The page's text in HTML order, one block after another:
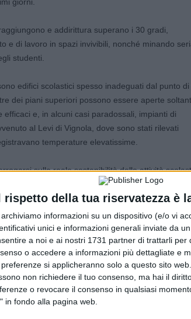
rispetto della tua riservatezza è
informazioni su un dispositivo (e/o vi
unici e informazioni generali inviate da
a noi e ai nostri 1731 partner di trattarli
o accedere a informazioni più dettagliate e
si applicheranno solo a questo sito
non richiedere il tuo consenso, ma hai il
o revocare il consenso in qualsiasi
in fondo alla pagina web.
e addirittura superano i 30 gradi,
e di lavoro in spazi invivibili, nonché minando
studenti.
edifici scolastici spesso inadeguati dal punto di
dei piani superiori possono essere aperte
e, in alcuni casi paradossali, impianti di
al Levi di Vignola, dove sono stati rilevati
temperature elevatissime.
sulla reale sostenibilità delle attività
AuroraFerrari, rispettivamente segretaria
delega e Salute e Sicurezza.
posto la questione all’attenzione dei Dirigenti
Provincia, Sindaci), chiedendo l’adozione di
– delle attuali condizioni ambientali
delle norme a tutela della salute e della